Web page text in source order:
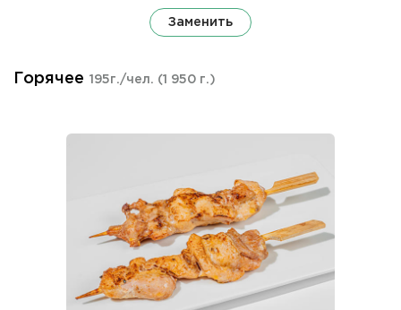
Заменить
Горячее 195г./чел. (1 950 г.)